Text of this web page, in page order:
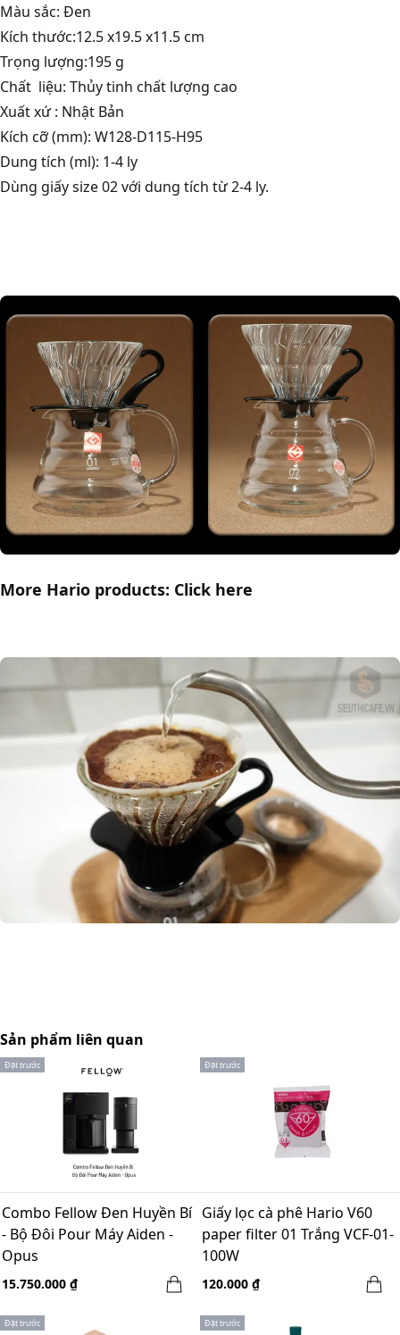
Màu sắc: Đen
Kích thước:12.5 x19.5 x11.5 cm
Trọng lượng:195 g
Chất liệu: Thủy tinh chất lượng cao
Xuất xứ : Nhật Bản
Kích cỡ (mm): W128-D115-H95
Dung tích (ml): 1-4 ly
Dùng giấy size 02 với dung tích từ 2-4 ly.
More Hario products: Click here
Sản phẩm liên quan
Đặt trước
Combo Fellow Đen Huyền Bí
- Bộ Đôi Pour Máy Aiden -
Opus
15.750.000 ₫
Đặt trước
Giấy lọc cà phê Hario V60
paper filter 01 Trắng VCF-01-
100W
120.000 ₫
Đặt trước Đặt trước